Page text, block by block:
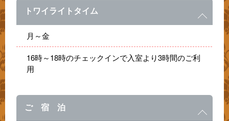
トワイライトタイム
月～金
16時～18時のチェックインで入室より3時間のご利
用
ご 宿 泊